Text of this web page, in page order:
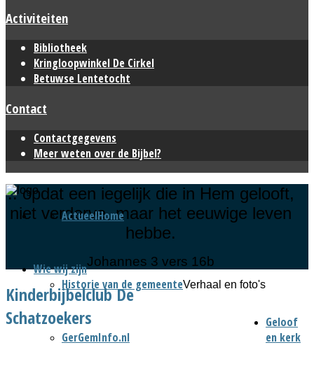
Activiteiten
Bibliotheek
Kringloopwinkel De Cirkel
Betuwse Lentetocht
Contact
Contactgegevens
Meer weten over de Bijbel?
Home
Actueel
Wie wij zijn
Historie van de gemeenteVerhaal en foto's
GerGemInfo.nl
Geloof
en kerk
.. opdat een iegelijk die in Hem gelooft,
niet verderve, maar het eeuwige leven
hebbe.
Johannes 3 vers 16b
Kinderbijbelclub De
Schatzoekers